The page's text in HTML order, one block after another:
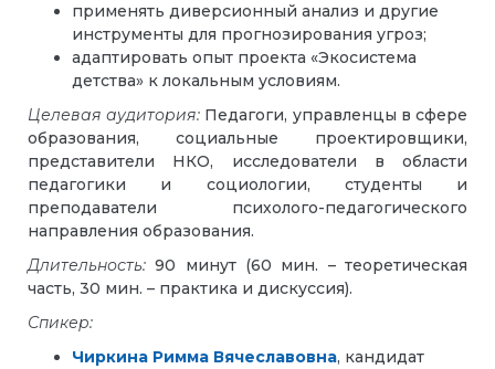
применять диверсионный анализ и другие
инструменты для прогнозирования угроз;
адаптировать опыт проекта «Экосистема
детства» к локальным условиям.
Целевая аудитория: Педагоги, управленцы в сфере
образования, социальные проектировщики,
представители НКО, исследователи в области
педагогики и социологии, студенты и
преподаватели психолого-педагогического
направления образования.
Длительность:90 минут (60 мин. – теоретическая
часть, 30 мин. – практика и дискуссия).
Спикер:
Чиркина Римма Вячеславовна, кандидат